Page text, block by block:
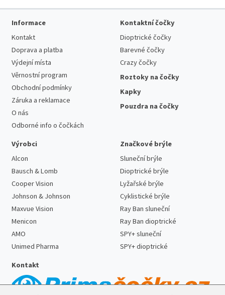
Informace
Kontakt
Doprava a platba
Výdejní místa
Věrnostní program
Obchodní podmínky
Záruka a reklamace
O nás
Odborné info o čočkách
Kontaktní čočky
Dioptrické čočky
Barevné čočky
Crazy čočky
Roztoky na čočky
Kapky
Pouzdra na čočky
Výrobci
Alcon
Bausch & Lomb
Cooper Vision
Johnson & Johnson
Maxvue Vision
Menicon
AMO
Unimed Pharma
Značkové brýle
Sluneční brýle
Dioptrické brýle
Lyžařské brýle
Cyklistické brýle
Ray Ban sluneční
Ray Ban dioptrické
SPY+ sluneční
SPY+ dioptrické
Kontakt